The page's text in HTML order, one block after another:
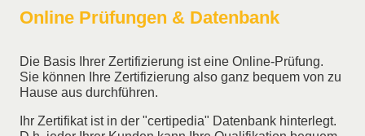
Online Prüfungen & Datenbank
Die Basis Ihrer Zertifizierung ist eine Online-Prüfung.
Sie können Ihre Zertifizierung also ganz bequem von zu
Hause aus durchführen.
Ihr Zertifikat ist in der "certipedia" Datenbank hinterlegt.